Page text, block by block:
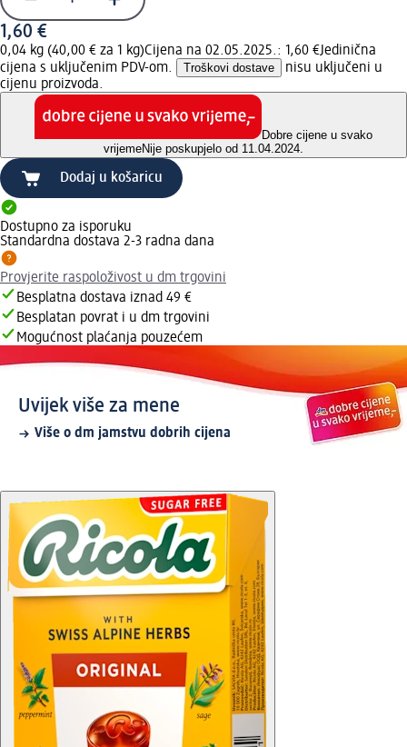
1,60 €
0,04 kg (40,00 € za 1 kg)Cijena na 02.05.2025.: 1,60 €Jedinična
cijena s uključenim PDV-om.
Troškovi dostave
nisu uključeni u
cijenu proizvoda.
Dobre cijene u svako
vrijemeNije poskupjelo od 11.04.2024.
Dodaj u košaricu
Dostupno za isporuku
Standardna dostava 2-3 radna dana
Provjerite raspoloživost u dm trgovini
Besplatna dostava iznad 49 €
Besplatan povrat i u dm trgovini
Mogućnost plaćanja pouzećem
Uvijek više za mene
Više o dm jamstvu dobrih cijena